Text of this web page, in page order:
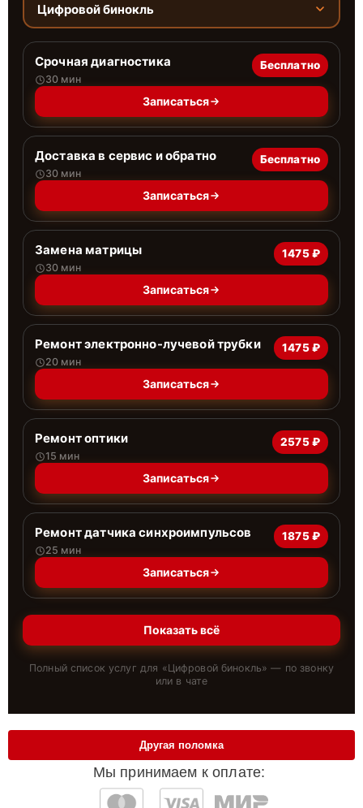
Цифровой бинокль
Срочная диагностика
30 мин
Бесплатно
Записаться
Доставка в сервис и обратно
30 мин
Бесплатно
Записаться
Замена матрицы
30 мин
1475 ₽
Записаться
Ремонт электронно-лучевой трубки
20 мин
1475 ₽
Записаться
Ремонт оптики
15 мин
2575 ₽
Записаться
Ремонт датчика синхроимпульсов
25 мин
1875 ₽
Записаться
Показать всё
Полный список услуг для «Цифровой бинокль» — по звонку
или в чате
Мы принимаем к оплате:
Другая поломка